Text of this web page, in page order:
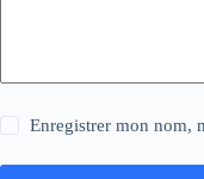
Enregistrer mon nom,